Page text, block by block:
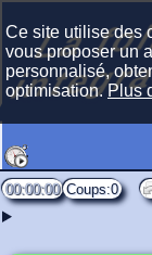
00:00:00 0
Ce site utilise des
vous proposer un
personnalisé,
optimisation.Plus